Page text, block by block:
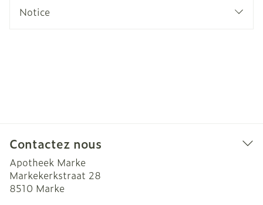
Notice
Contactez nous
Apotheek Marke
Markekerkstraat 28
8510 Marke